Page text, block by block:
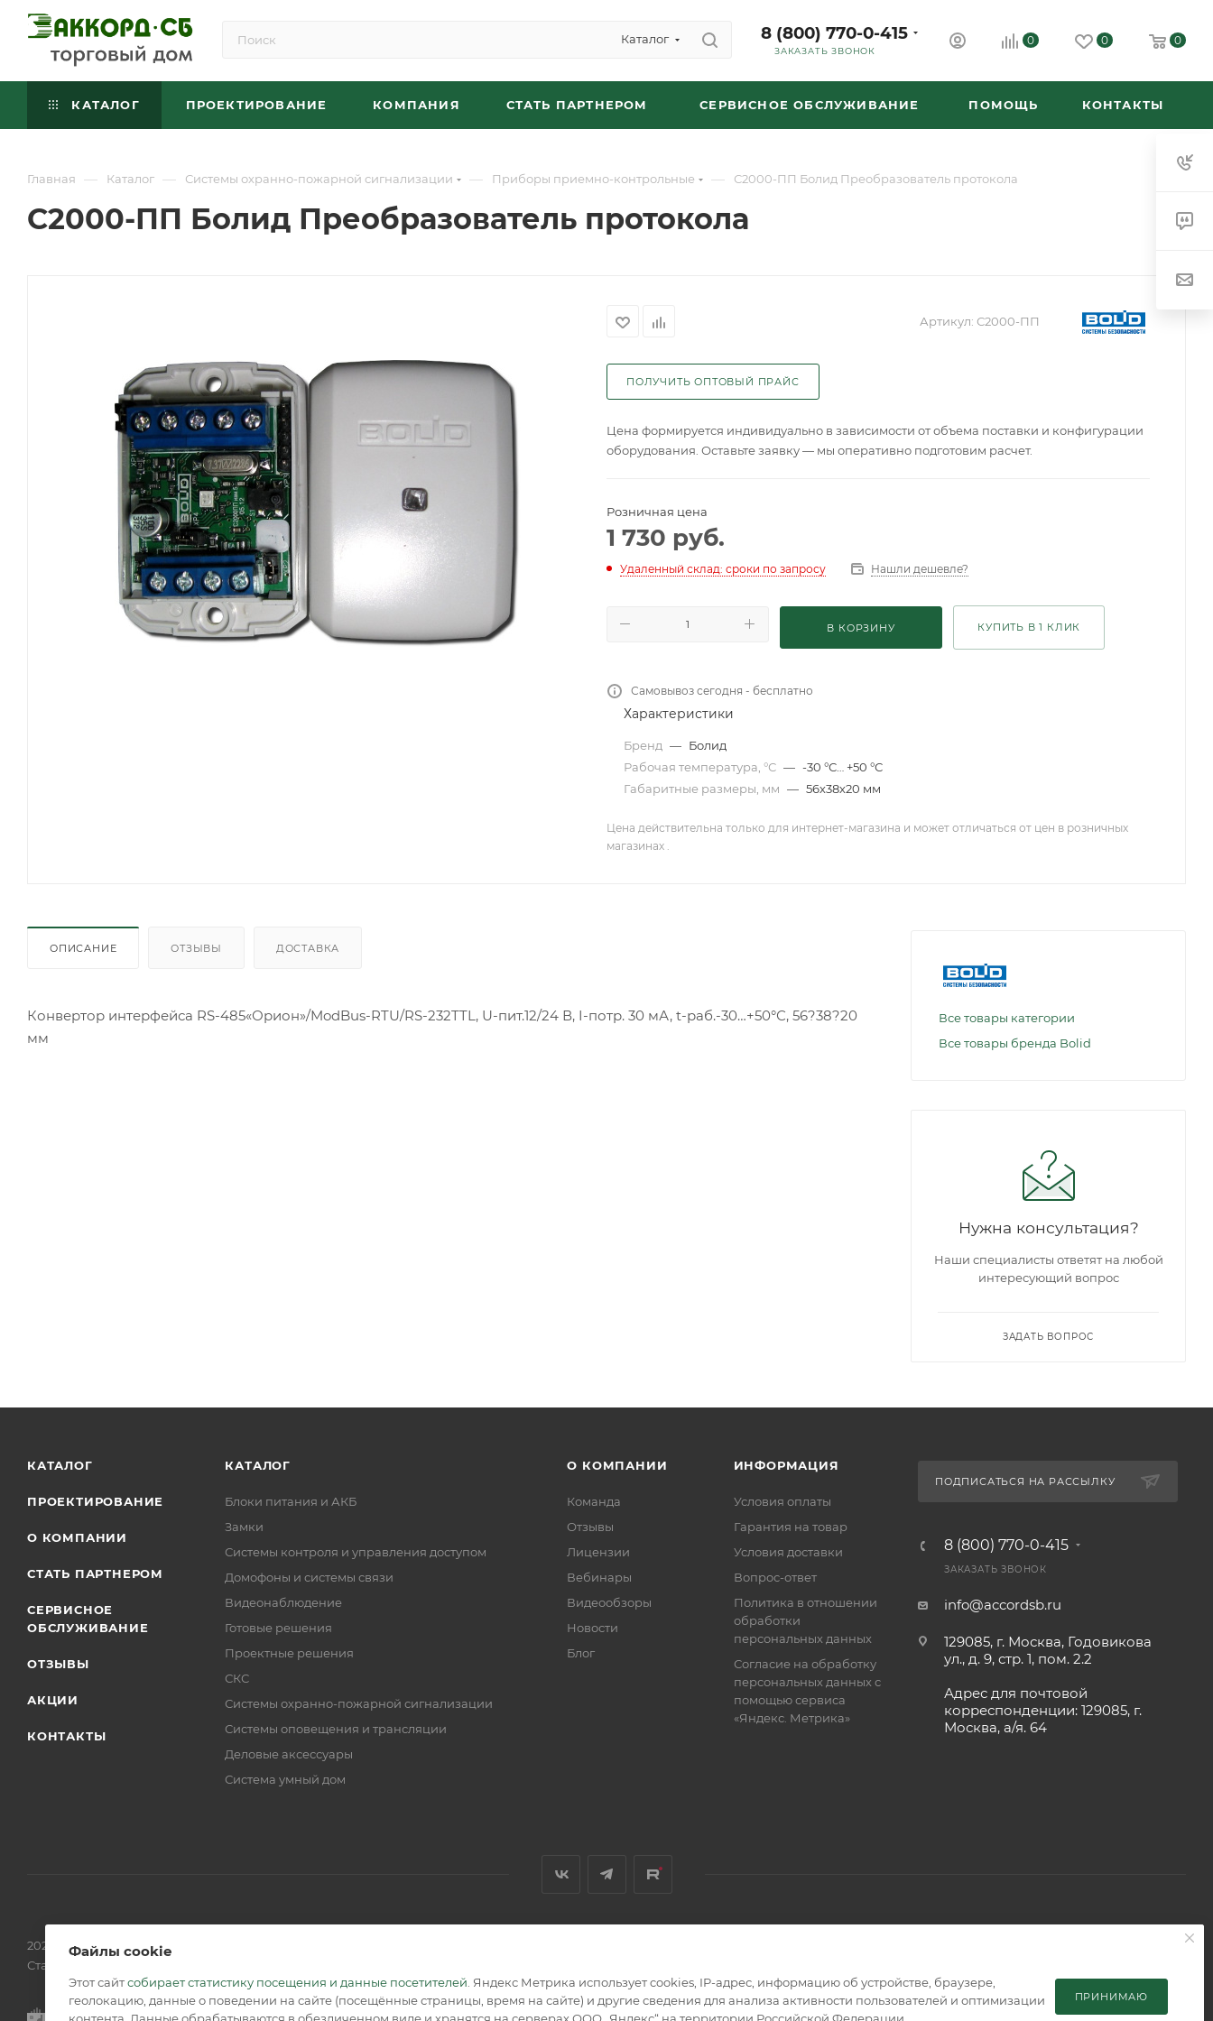
Каталог 8 (800) 770-0-415
ЗАКАЗАТЬ ЗВОНОК
0 0 0
КАТАЛОГ ПРОЕКТИРОВАНИЕ КОМПАНИЯ СТАТЬ ПАРТНЕРОМ СЕРВИСНОЕ ОБСЛУЖИВАНИЕ ПОМОЩЬ КОНТАКТЫ
Главная — Каталог — Системы охранно-пожарной сигнализации — Приборы приемно-контрольные — С2000-ПП Болид Преобразователь протокола
С2000-ПП Болид Преобразователь протокола
Артикул: С2000-ПП
ПОЛУЧИТЬ ОПТОВЫЙ ПРАЙС
Цена формируется индивидуально в зависимости от объема поставки и конфигурации
оборудования. Оставьте заявку — мы оперативно подготовим расчет.
Розничная цена
1 730 руб.
Удаленный склад: сроки по запросу Нашли дешевле?
В КОРЗИНУ КУПИТЬ В 1 КЛИК
Самовывоз сегодня - бесплатно
Характеристики
Бренд — Болид
Рабочая температура, °С — -30 °С… +50 °С
Габаритные размеры, мм — 56х38х20 мм
Цена действительна только для интернет-магазина и может отличаться от цен в розничных
магазинах .
ОПИСАНИЕ ОТЗЫВЫ ДОСТАВКА
Конвертор интерфейса RS-485«Орион»/ModBus-RTU/RS-232TTL, U-пит.12/24 В, I-потр. 30 мА, t-раб.-30…+50°С, 56?38?20
мм
Все товары категории
Все товары бренда Bolid
Нужна консультация?
Наши специалисты ответят на любой
интересующий вопрос
ЗАДАТЬ ВОПРОС
КАТАЛОГ
ПРОЕКТИРОВАНИЕ
О КОМПАНИИ
СТАТЬ ПАРТНЕРОМ
СЕРВИСНОЕ
ОБСЛУЖИВАНИЕ
ОТЗЫВЫ
АКЦИИ
КОНТАКТЫ
КАТАЛОГ
Блоки питания и АКБ
Замки
Системы контроля и управления доступом
Домофоны и системы связи
Видеонаблюдение
Готовые решения
Проектные решения
СКС
Системы охранно-пожарной сигнализации
Системы оповещения и трансляции
Деловые аксессуары
Система умный дом
О КОМПАНИИ
Команда
Отзывы
Лицензии
Вебинары
Видеообзоры
Новости
Блог
ИНФОРМАЦИЯ
Условия оплаты
Гарантия на товар
Условия доставки
Вопрос-ответ
Политика в отношении
обработки
персональных данных
Согласие на обработку
персональных данных с
помощью сервиса
«Яндекс. Метрика»
ПОДПИСАТЬСЯ НА РАССЫЛКУ
8 (800) 770-0-415
ЗАКАЗАТЬ ЗВОНОК
info@accordsb.ru
129085, г. Москва, Годовикова
ул., д. 9, стр. 1, пом. 2.2
Адрес для почтовой
корреспонденции: 129085, г.
Москва, а/я. 64
2026 © Обращаем Ваше внимание на то, что вся информация, размещенная на сайте, носит информационный характер и не является публичной офертой, определяемой положениями
Статьи 437 (2) ГК РФ.
Файлы cookie
Этот сайтсобирает статистику посещения и данные посетителей . Яндекс Метрика использует cookies, IP-адрес, информацию об устройстве, браузере,
геолокацию, данные о поведении на сайте (посещённые страницы, время на сайте) и другие сведения для анализа активности пользователей и оптимизации
ПРИНИМАЮ